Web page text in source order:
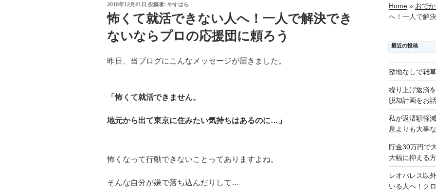
投
稿
日:
2018年12月21日 投稿者: やすはら
怖くて就活できない人へ！一人で解決でき
ないならプロの応援団に頼ろう
昨日、当ブログにこんなメッセージが届きました。
「怖くて就活できません。
地元から出て東京に住みたい気持ちはあるのに…」
怖くなって行動できないことってありますよね。
そんな自分が嫌で落ち込んだりして…
Home » おで
へ！一人で解
最近の投稿
整地なしで雑
繰り上げ返済
脱却計画をお
私が返済額軽
息よりも大事
貯金30万円で
大幅に抑える
レオパレス以
いる人へ！ク